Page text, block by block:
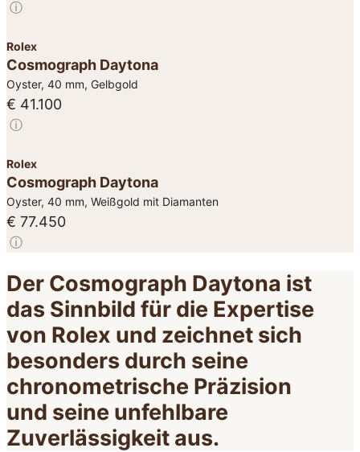
ⓘ
Rolex
Cosmograph Daytona
Oyster, 40 mm, Gelbgold
€ 41.100
ⓘ
Rolex
Cosmograph Daytona
Oyster, 40 mm, Weißgold mit Diamanten
€ 77.450
ⓘ
Der Cosmograph Daytona ist
das Sinnbild für die Expertise
von Rolex und zeichnet sich
besonders durch seine
chronometrische Präzision
und seine unfehlbare
Zuverlässigkeit aus.